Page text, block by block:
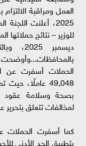
2025، أعلنت
لمخالفات تتعلق بتحرير